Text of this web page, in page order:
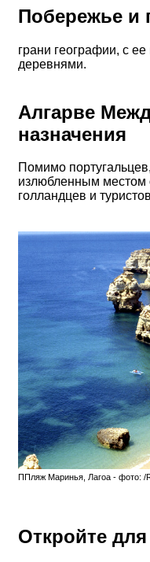
Побережье и
грани географии, с
деревнями.
Алгарве
назначения
Помимо
излюбленным местом
голландцев и
ППляж Маринья, Лагоа - фото: /
Откройте